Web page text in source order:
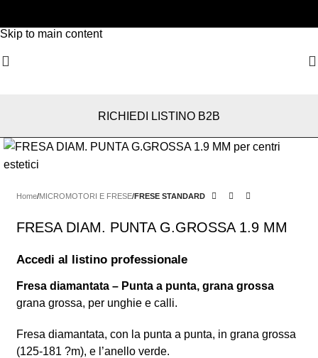
Skip to main content
RICHIEDI LISTINO B2B
Home MICROMOTORI E FRESE FRESE STANDARD
FRESA DIAM. PUNTA G.GROSSA 1.9 MM
Accedi al listino professionale
Fresa diamantata – Punta a punta, grana grossa
grana grossa, per unghie e calli.
Fresa diamantata, con la punta a punta, in grana grossa
(125-181 ?m), e l’anello verde.